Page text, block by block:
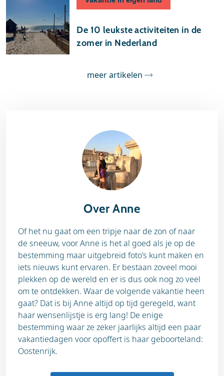
De 10 leukste activiteiten in de
zomer in Nederland
meer artikelen
Over Anne
Of het nu gaat om een tripje naar de zon of naar
de sneeuw, voor Anne is het al goed als je op de
bestemming maar uitgebreid foto’s kunt maken en
iets nieuws kunt ervaren. Er bestaan zoveel mooi
plekken op de wereld en er is dus ook nog zo veel
om te ontdekken. Waar de volgende vakantie heen
gaat? Dat is bij Anne altijd op tijd geregeld, want
haar wensenlijstje is erg lang! De enige
bestemming waar ze zeker jaarlijks altijd een paar
vakantiedagen voor opoffert is haar geboorteland:
Oostenrijk.